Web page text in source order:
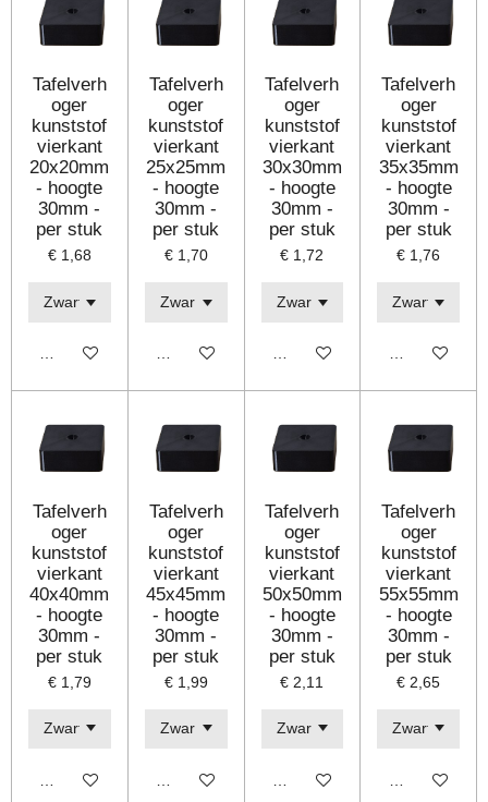
Tafelverh
oger
kunststof
vierkant
20x20mm
- hoogte
30mm -
per stuk
€ 1,68
Bekijk details
Tafelverh
oger
kunststof
vierkant
25x25mm
- hoogte
30mm -
per stuk
€ 1,70
Bekijk details
Tafelverh
oger
kunststof
vierkant
30x30mm
- hoogte
30mm -
per stuk
€ 1,72
Bekijk details
Tafelverh
oger
kunststof
vierkant
35x35mm
- hoogte
30mm -
per stuk
€ 1,76
Bekijk details
Tafelverh
oger
kunststof
vierkant
40x40mm
- hoogte
30mm -
per stuk
€ 1,79
Bekijk details
Tafelverh
oger
kunststof
vierkant
45x45mm
- hoogte
30mm -
per stuk
€ 1,99
Bekijk details
Tafelverh
oger
kunststof
vierkant
50x50mm
- hoogte
30mm -
per stuk
€ 2,11
Bekijk details
Tafelverh
oger
kunststof
vierkant
55x55mm
- hoogte
30mm -
per stuk
€ 2,65
Bekijk details